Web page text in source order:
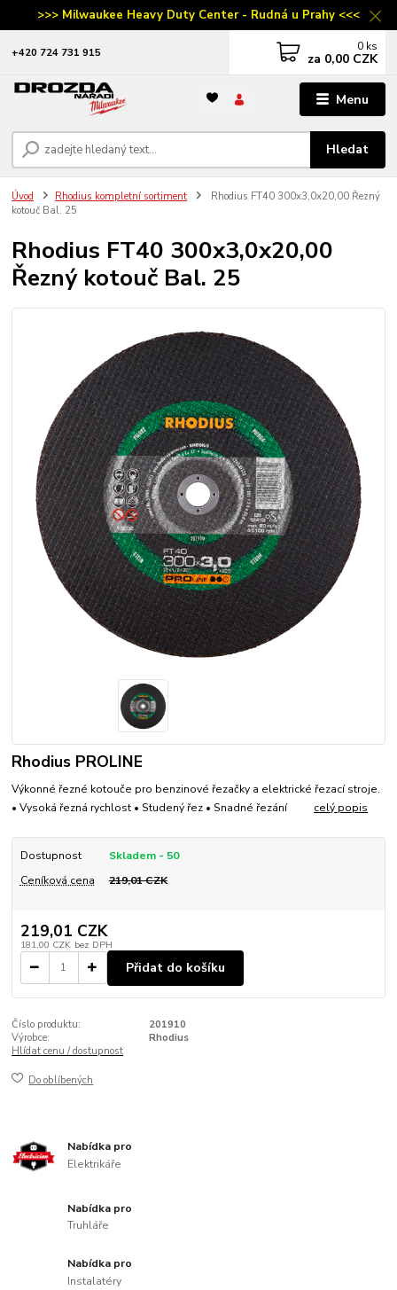
>>> Milwaukee Heavy Duty Center - Rudná u Prahy <<<
Menu
Hledat
‭+420 724 731 915 0 ks
za 0,00 CZK
Úvod Rhodius kompletní sortiment
Rhodius FT40 300x3,0x20,00 Řezný
kotouč Bal. 25
Rhodius FT40 300x3,0x20,00
Řezný kotouč Bal. 25
Rhodius PROLINE
Výkonné řezné kotouče pro benzinové řezačky a elektrické řezací stroje.
• Vysoká řezná rychlost • Studený řez • Snadné řezání celý popis
Dostupnost
Skladem - 50
Ceníková cena
219,01 CZK
219,01 CZK
181,00 CZK bez DPH
Přidat do košíku
Číslo produktu:
201910
Výrobce:
Rhodius
Hlídat cenu / dostupnost
Do oblíbených
Nabídka pro
Elektrikáře
Nabídka pro
Truhláře
Nabídka pro
Instalatéry